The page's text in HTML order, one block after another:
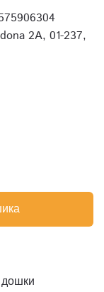
2A, 01-237,